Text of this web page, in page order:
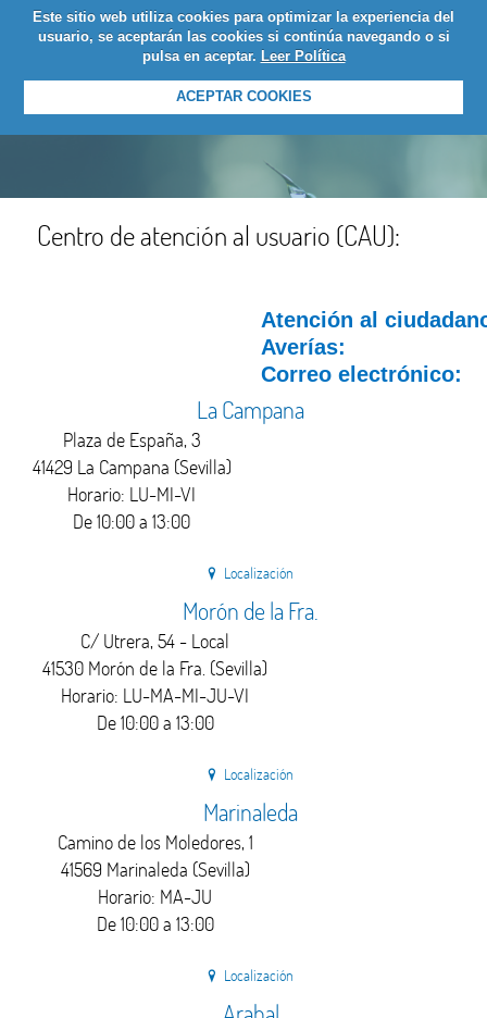
Este sitio web utiliza cookies para optimizar la experiencia del
usuario, se aceptarán las cookies si continúa navegando o si
pulsa en aceptar. Leer Política
ACEPTAR COOKIES
LOGIN
Centro de atención al usuario (CAU):
Atención al
Averías:
Correo electrónico:
La Campana
Plaza de España, 3
41429 La Campana (Sevilla)
Horario: LU-MI-VI
De 10:00 a 13:00
Localización
Morón de la Fra.
C/ Utrera, 54 - Local
41530 Morón de la Fra. (Sevilla)
Horario: LU-MA-MI-JU-VI
De 10:00 a 13:00
Localización
Marinaleda
Camino de los Moledores, 1
41569 Marinaleda (Sevilla)
Horario: MA-JU
De 10:00 a 13:00
Localización